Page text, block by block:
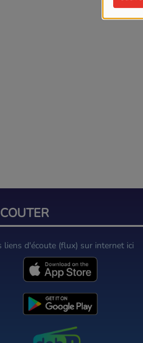
liens d'écoute (flux) sur internet ici